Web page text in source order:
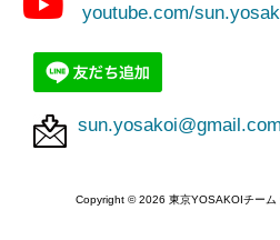
youtube.com/
sun.yosakoi@gmail.com
Copyright © 2026 東京YOSAKOIチーム